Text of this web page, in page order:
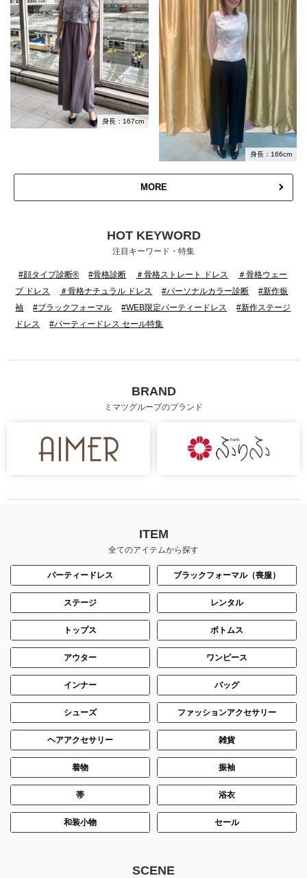
身長：167cm
身長：166cm
MORE
HOT KEYWORD
注目キーワード・特集
#顔タイプ診断® #骨格診断 ＃骨格ストレート ドレス
＃骨格ウェー
ブ ドレス
＃骨格ナチュラル ドレス #パーソナルカラー診断
#新作振
袖
#ブラックフォーマル #WEB限定パーティードレス
#新作ステージ
ドレス
#パーティードレス セール特集
BRAND
ミマツグループのブランド
ITEM
全てのアイテムから探す
パーティードレス ブラックフォーマル（喪服）
ステージ レンタル
トップス ボトムス
アウター ワンピース
インナー バッグ
シューズ ファッションアクセサリー
ヘアアクセサリー 雑貨
着物 振袖
帯 浴衣
和装小物 セール
SCENE